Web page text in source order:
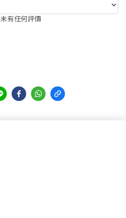
未有任何評價